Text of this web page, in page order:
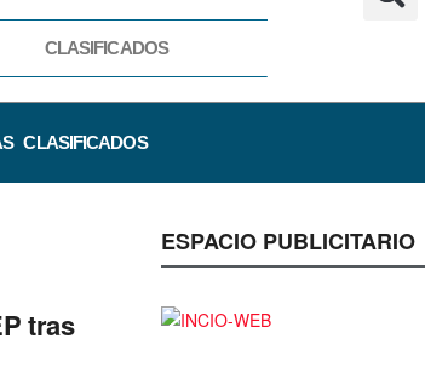
CLASIFICADOS
CLASIFICADOS
tras
ESPACIO PUBLICITARIO